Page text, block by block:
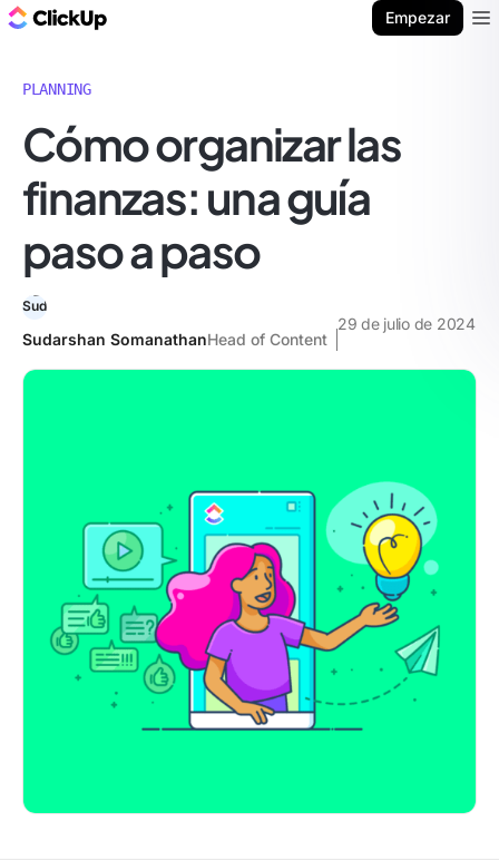
Empezar
PLANNING
Cómo organizar las
finanzas: una guía
paso a paso
Sudarshan SomanathanHead of Content
29 de julio de 2024